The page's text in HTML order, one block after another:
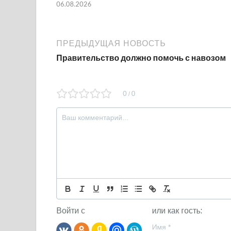
06.08.2026
ПРЕДЫДУЩАЯ НОВОСТЬ
Правительство должно помочь с навозом
0 / 0
Войти с или как гость:
Имя *